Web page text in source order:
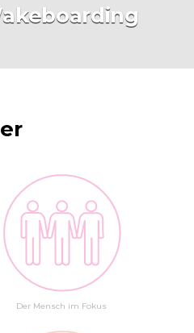
Der Mensch im Fokus